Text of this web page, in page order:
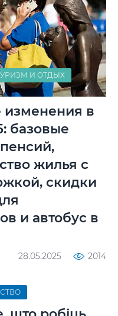
И ОТДЫХ
в
базовые
жилья с
скидки
и автобус в
28.05.2025 2014